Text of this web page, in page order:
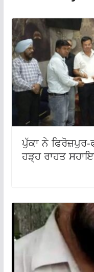
ਪੁੱਕਾ ਨੇ ਫਿਰੋਜ਼ਪੁਰ-
ਹੜ੍ਹ ਰਾਹਤ